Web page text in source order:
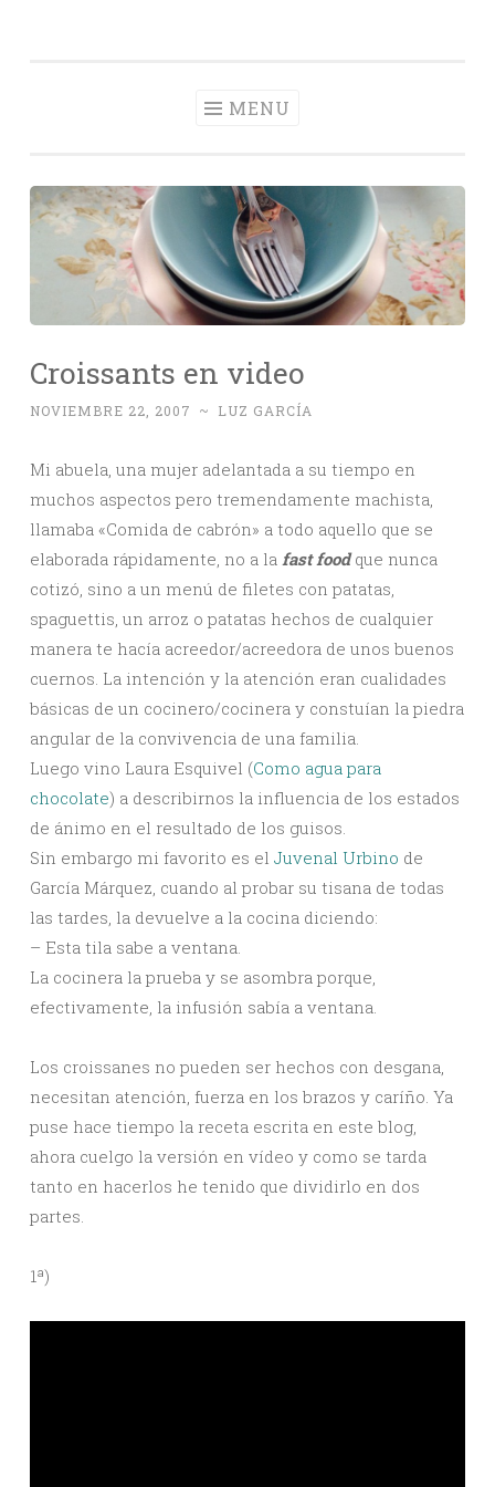
MENU
Croissants en video
NOVIEMBRE 22, 2007 ~ LUZ GARCÍA
Mi abuela, una mujer adelantada a su tiempo en
muchos aspectos pero tremendamente machista,
llamaba «Comida de cabrón» a todo aquello que se
elaborada rápidamente, no a la fast foodque nunca
cotizó, sino a un menú de filetes con patatas,
spaguettis, un arroz o patatas hechos de cualquier
manera te hacía acreedor/acreedora de unos buenos
cuernos. La intención y la atención eran cualidades
básicas de un cocinero/cocinera y constuían la piedra
angular de la convivencia de una familia.
Luego vino Laura Esquivel (Como agua para
chocolate) a describirnos la influencia de los estados
de ánimo en el resultado de los guisos.
Sin embargo mi favorito es el Juvenal Urbino de
García Márquez, cuando al probar su tisana de todas
las tardes, la devuelve a la cocina diciendo:
– Esta tila sabe a ventana.
La cocinera la prueba y se asombra porque,
efectivamente, la infusión sabía a ventana.
Los croissanes no pueden ser hechos con desgana,
necesitan atención, fuerza en los brazos y caríño. Ya
puse hace tiempo la receta escrita en este blog,
ahora cuelgo la versión en vídeo y como se tarda
tanto en hacerlos he tenido que dividirlo en dos
partes.
1ª)